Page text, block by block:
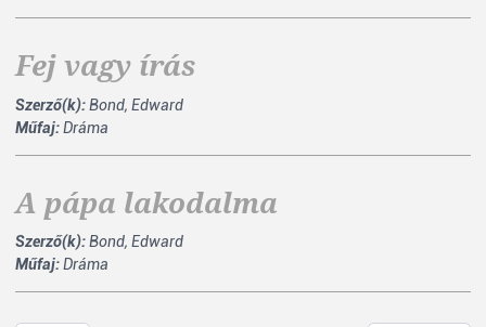
Fej vagy írás
Szerző(k):Bond, Edward
Műfaj:Dráma
A pápa lakodalma
Szerző(k):Bond, Edward
Műfaj:Dráma